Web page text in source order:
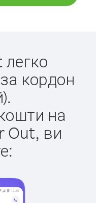
легко
кордон
на
Out, ви